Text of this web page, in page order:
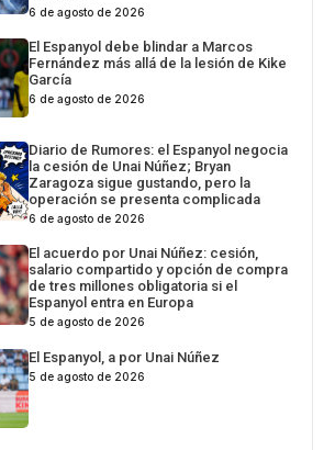
6 de agosto de 2026
El Espanyol debe blindar a Marcos
Fernández más allá de la lesión de Kike
García
6 de agosto de 2026
Diario de Rumores: el Espanyol negocia
la cesión de Unai Núñez; Bryan
Zaragoza sigue gustando, pero la
operación se presenta complicada
6 de agosto de 2026
El acuerdo por Unai Núñez: cesión,
salario compartido y opción de compra
de tres millones obligatoria si el
Espanyol entra en Europa
5 de agosto de 2026
El Espanyol, a por Unai Núñez
5 de agosto de 2026